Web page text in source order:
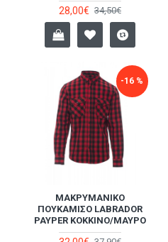
28,00€ 34,50€
-16 %
ΜΑΚΡΥΜΆΝΙΚΟ
ΠΟΥΚΆΜΙΣΟ LABRADOR
PAYPER ΚΌΚΚΙΝΟ/ΜΑΎΡΟ